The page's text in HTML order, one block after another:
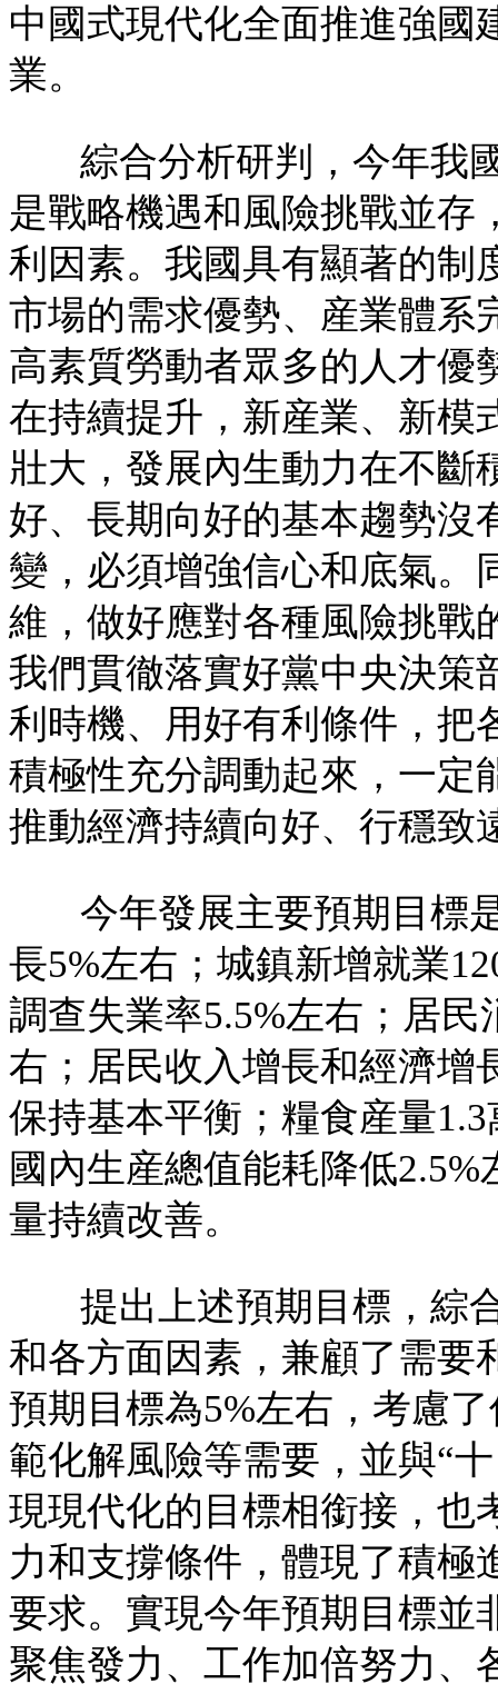
中國式現代化全面推進強國
業。
綜合分析研判，今年我
是戰略機遇和風險挑戰並存
利因素。我國具有顯著的制
市場的需求優勢、産業體系
高素質勞動者眾多的人才優
在持續提升，新産業、新模
壯大，發展內生動力在不斷
好、長期向好的基本趨勢沒
變，必須增強信心和底氣。
維，做好應對各種風險挑戰
我們貫徹落實好黨中央決策
利時機、用好有利條件，把
積極性充分調動起來，一定
推動經濟持續向好、行穩致
今年發展主要預期目標
長5%左右；城鎮新增就業
調查失業率5.5%左右；居民
右；居民收入增長和經濟增
保持基本平衡；糧食産量
國內生産總值能耗降低
量持續改善。
提出上述預期目標，綜
和各方面因素，兼顧了需要
預期目標為5%左右，考慮
範化解風險等需要，並與“
現現代化的目標相銜接，也
力和支撐條件，體現了積極
要求。實現今年預期目標並
聚焦發力、工作加倍努力、